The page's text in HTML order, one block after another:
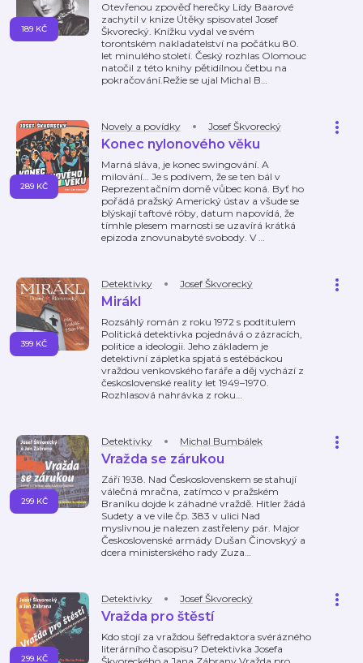
Otevřenou zpověď herečky Lídy Baarové
zachytil v knize Útěky spisovatel Josef
Škvorecký. Knížku vydal ve svém
torontském nakladatelství na počátku 80.
let minulého století. Český rozhlas Olomouc
natočil z této knihy pětidílnou četbu na
pokračování.Režie se ujal Michal B…
189 KČ
Novely a povídky Josef Škvorecký
Konec nylonového věku
Marná sláva, je konec swingování. A
milování… Je s podivem, že se ten bál v
Reprezentačním domě vůbec koná. Byť ho
pořádá pražský Americký ústav a všude se
blýskají taftové róby, datum napovídá, že
tímhle plesem marnosti se uzavírá krátká
epizoda znovunabyté svobody. V…
289 KČ
Detektivky Josef Škvorecký
Mirákl
Rozsáhlý román z roku 1972 s podtitulem
Politická detektivka pojednává o zázracích,
politice a ideologii. Jeho základem je
detektivní zápletka spjatá s estébáckou
vraždou venkovského faráře a děj vychází z
československé reality let 1949–1970.
Rozhlasová nahrávka z roku…
399 KČ
Detektivky Michal Bumbálek
Vražda se zárukou
Září 1938. Nad Československem se stahují
válečná mračna, zatímco v pražském
Braníku dojde k záhadné vraždě. Hitler žádá
Sudety a ve vile čp. 383 v ulici Nad
myslivnou je nalezen zastřeleny pár. Major
Československé armády Dušan Činovskyý a
dcera ministerského rady Zuza…
299 KČ
Detektivky Josef Škvorecký
Vražda pro štěstí
Kdo stojí za vraždou šéfredaktora svérázného
literárního časopisu? Detektivka Josefa
299 KČ